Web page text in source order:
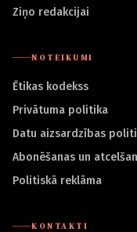
Ziņo redakcijai
NOTEIKUMI
Ētikas kodekss
Privātuma politika
Datu aizsardzības
Abonēšanas un
Politiskā reklāma
KONTAKTI